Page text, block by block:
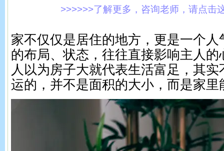
>>>>>>了解更多，咨询老师，请点击
家不仅仅是居住的地方，更是一个
的布局、状态，往往直接影响主人
人以为房子大就代表生活富足，其
运的，并不是面积的大小，而是家里